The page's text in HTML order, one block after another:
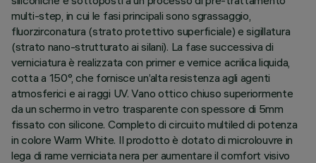
multi-step, in cui le fasi principali sono sgrassaggio,
fluorzirconatura (strato protettivo superficiale) e sigillatura
(strato nano-strutturato ai silani). La fase successiva di
verniciatura è realizzata con primer e vernice acrilica liquida,
cotta a 150°, che fornisce un’alta resistenza agli agenti
atmosferici e ai raggi UV. Vano ottico chiuso superiormente
da un schermo in vetro trasparente con spessore di 5mm
fissato con silicone. Completo di circuito multiled di potenza
in colore Warm White. Il prodotto è dotato di microlouvre in
lega di rame verniciata nera per aumentare il comfort visivo